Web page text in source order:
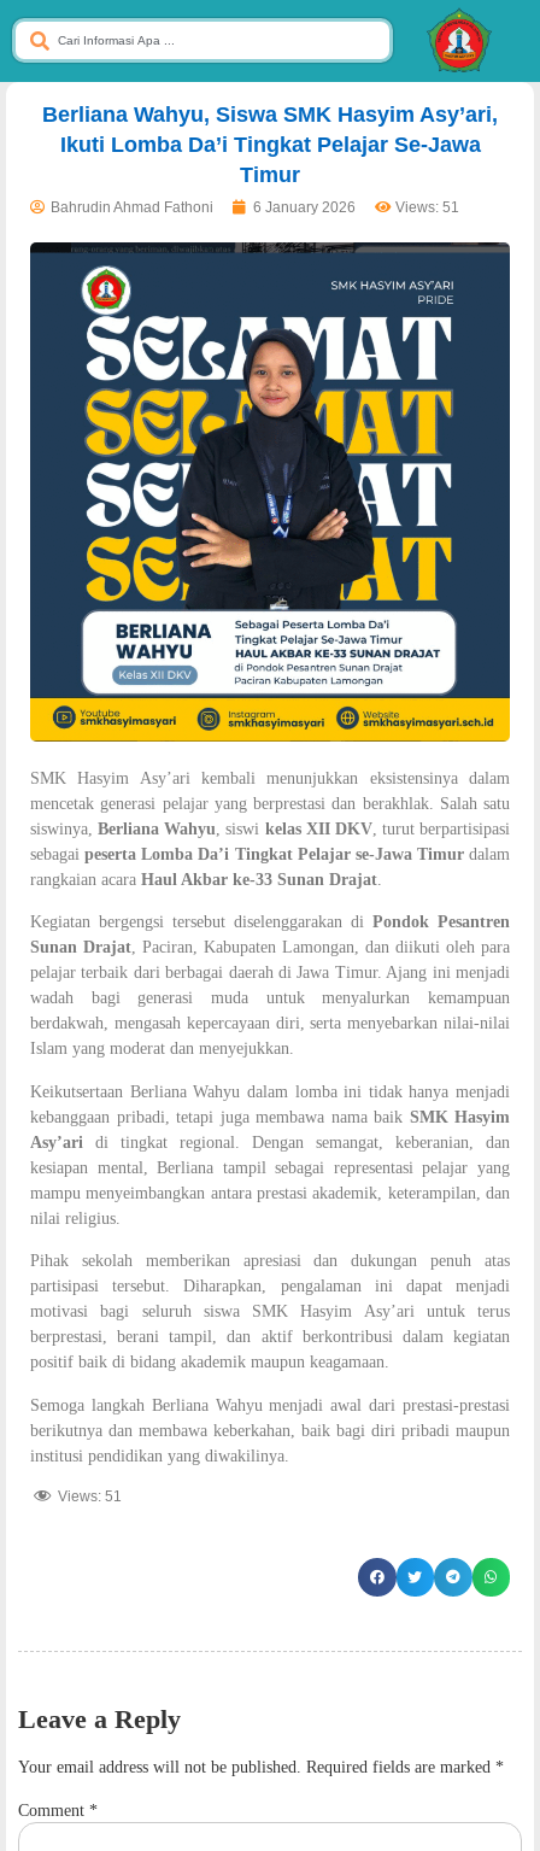
Berliana Wahyu, Siswa SMK Hasyim Asy’ari,
Ikuti Lomba Da’i Tingkat Pelajar Se-Jawa
Timur
Bahrudin Ahmad Fathoni 6 January 2026 Views: 51
SMK Hasyim Asy’ari kembali menunjukkan eksistensinya dalam
mencetak generasi pelajar yang berprestasi dan berakhlak. Salah satu
siswinya,Berliana Wahyu, siswi kelas XII DKV, turut berpartisipasi
sebagaipeserta Lomba Da’i Tingkat Pelajar se-Jawa Timurdalam
rangkaian acara Haul Akbar ke-33 Sunan Drajat.
Kegiatan bergengsi tersebut diselenggarakan di Pondok Pesantren
Sunan Drajat, Paciran, Kabupaten Lamongan, dan diikuti oleh para
pelajar terbaik dari berbagai daerah di Jawa Timur. Ajang ini menjadi
wadah bagi generasi muda untuk menyalurkan kemampuan
berdakwah, mengasah kepercayaan diri, serta menyebarkan nilai-nilai
Islam yang moderat dan menyejukkan.
Keikutsertaan Berliana Wahyu dalam lomba ini tidak hanya menjadi
kebanggaan pribadi, tetapi juga membawa nama baik SMK Hasyim
Asy’ari di tingkat regional. Dengan semangat, keberanian, dan
kesiapan mental, Berliana tampil sebagai representasi pelajar yang
mampu menyeimbangkan antara prestasi akademik, keterampilan, dan
nilai religius.
Pihak sekolah memberikan apresiasi dan dukungan penuh atas
partisipasi tersebut. Diharapkan, pengalaman ini dapat menjadi
motivasi bagi seluruh siswa SMK Hasyim Asy’ari untuk terus
berprestasi, berani tampil, dan aktif berkontribusi dalam kegiatan
positif baik di bidang akademik maupun keagamaan.
Semoga langkah Berliana Wahyu menjadi awal dari prestasi-prestasi
berikutnya dan membawa keberkahan, baik bagi diri pribadi maupun
institusi pendidikan yang diwakilinya.
Views: 51
Leave a Reply
Your email address will not be published. Required fields are marked *
Comment *